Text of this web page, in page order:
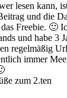
lesen kann,
und die
Freebie. 🙂
und habe 3
regelmäßig
immer
zum 2.ten